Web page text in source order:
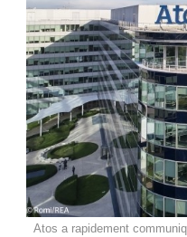
Atos a rapidement